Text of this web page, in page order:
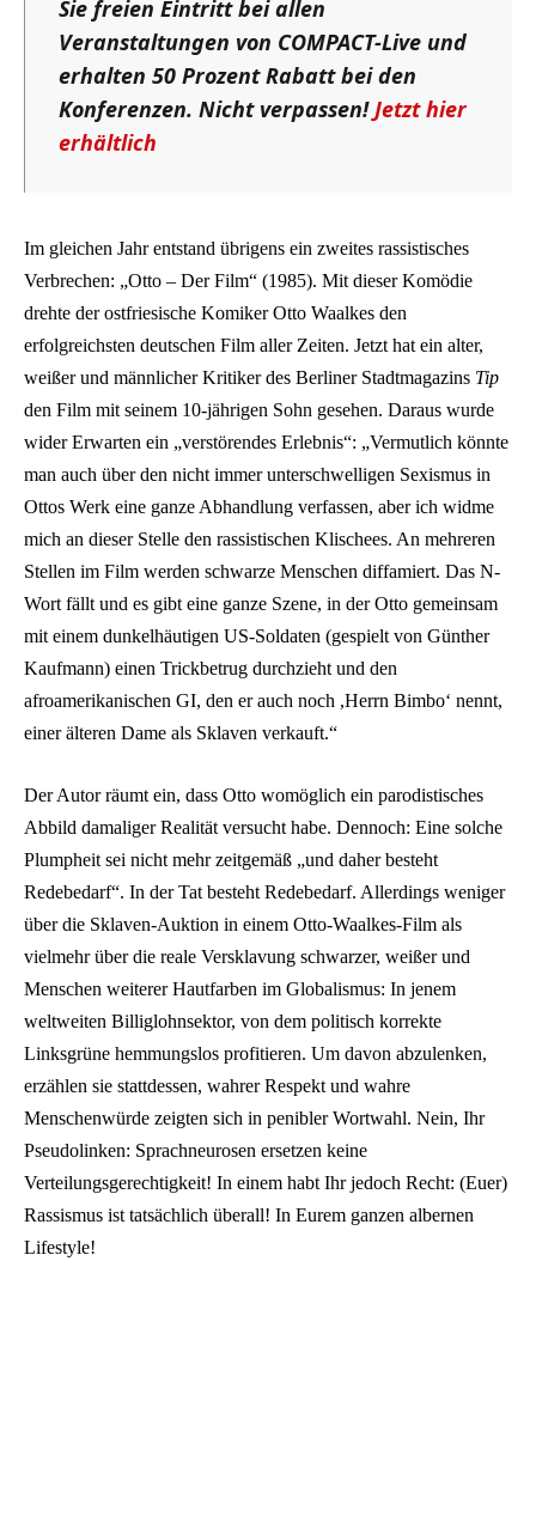
Sie freien Eintritt bei allen
Veranstaltungen von COMPACT-Live und
erhalten 50 Prozent Rabatt bei den
Konferenzen. Nicht verpassen!Jetzt hier
erhältlich
Im gleichen Jahr entstand übrigens ein zweites rassistisches
Verbrechen: „Otto – Der Film“ (1985). Mit dieser Komödie
drehte der ostfriesische Komiker Otto Waalkes den
erfolgreichsten deutschen Film aller Zeiten. Jetzt hat ein alter,
weißer und männlicher Kritiker des Berliner Stadtmagazins Tip
den Film mit seinem 10-jährigen Sohn gesehen. Daraus wurde
wider Erwarten ein „verstörendes Erlebnis“: „Vermutlich könnte
man auch über den nicht immer unterschwelligen Sexismus in
Ottos Werk eine ganze Abhandlung verfassen, aber ich widme
mich an dieser Stelle den rassistischen Klischees. An mehreren
Stellen im Film werden schwarze Menschen diffamiert. Das N-
Wort fällt und es gibt eine ganze Szene, in der Otto gemeinsam
mit einem dunkelhäutigen US-Soldaten (gespielt von Günther
Kaufmann) einen Trickbetrug durchzieht und den
afroamerikanischen GI, den er auch noch ,Herrn Bimbo‘ nennt,
einer älteren Dame als Sklaven verkauft.“
Der Autor räumt ein, dass Otto womöglich ein parodistisches
Abbild damaliger Realität versucht habe. Dennoch: Eine solche
Plumpheit sei nicht mehr zeitgemäß „und daher besteht
Redebedarf“. In der Tat besteht Redebedarf. Allerdings weniger
über die Sklaven-Auktion in einem Otto-Waalkes-Film als
vielmehr über die reale Versklavung schwarzer, weißer und
Menschen weiterer Hautfarben im Globalismus: In jenem
weltweiten Billiglohnsektor, von dem politisch korrekte
Linksgrüne hemmungslos profitieren. Um davon abzulenken,
erzählen sie stattdessen, wahrer Respekt und wahre
Menschenwürde zeigten sich in penibler Wortwahl. Nein, Ihr
Pseudolinken: Sprachneurosen ersetzen keine
Verteilungsgerechtigkeit! In einem habt Ihr jedoch Recht: (Euer)
Rassismus ist tatsächlich überall! In Eurem ganzen albernen
Lifestyle!